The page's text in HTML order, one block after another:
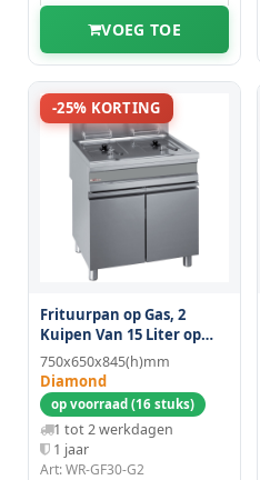
VOEG TOE
-25% KORTING
Frituurpan op Gas, 2
Kuipen Van 15 Liter op
Kast
750x650x845(h)mm
Diamond
op voorraad (16 stuks)
1 tot 2 werkdagen
1 jaar
Art: WR-GF30-G2